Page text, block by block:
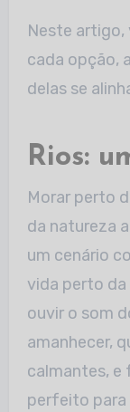
Neste artigo,
cada opção,
delas se
Rios:
Morar perto
da natureza
um cenário
vida perto
ouvir o som
amanhecer,
calmantes, e
perfeito para